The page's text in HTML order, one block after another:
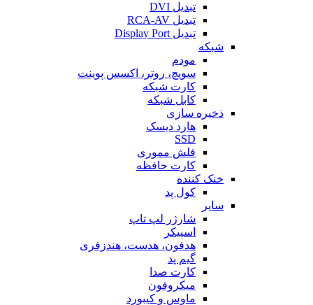
تبدیل DVI
تبدیل RCA-AV
تبدیل Display Port
شبکه
مودم
سویچ، روتر، اکسس پوینت
کارت شبکه
کابل شبکه
ذخیره سازی
هارد دیسک
SSD
فلش مموری
کارت حافظه
خنک کننده
کول پد
سایر
شارژر لپ تاپ
اسپیکر
هدفون، هدست، هندزفری
گیم پد
کارت صدا
میکروفون
ماوس و کیبورد